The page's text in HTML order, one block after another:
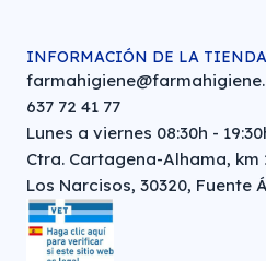
INFORMACIÓN DE LA TIENDA
637 72 41 77
Lunes a viernes 08:30h -
Ctra. Cartagena-Alhama,
Los Narcisos, 30320, Fuente